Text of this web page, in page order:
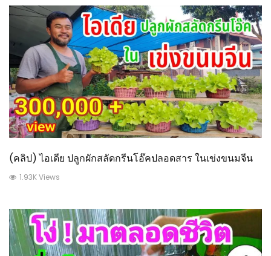
(คลิป) ไอเดีย ปลูกผักสลัดกรีนโอ๊คปลอดสาร ในเข่งขนมจีน
1.93K Views